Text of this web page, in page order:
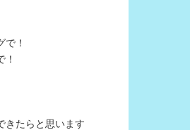
で！
！
きたらと思います